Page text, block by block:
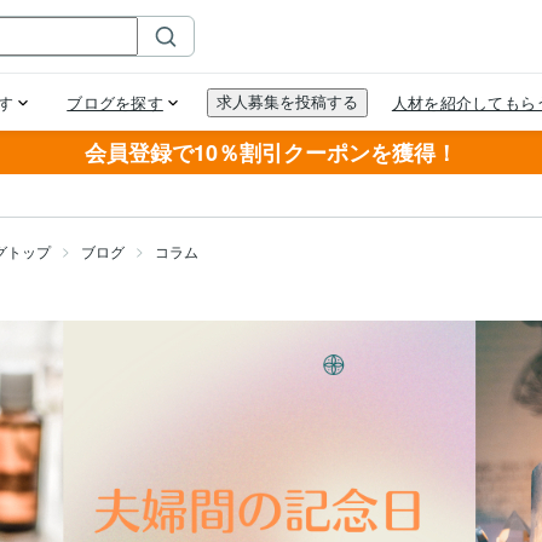
会員登録で10％割引クーポンを獲得！
トップ ブログ コラム